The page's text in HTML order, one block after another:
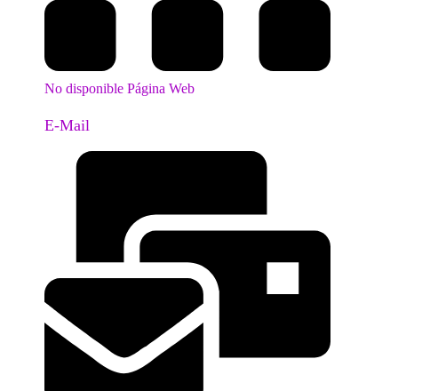
No disponible Página Web
E-Mail